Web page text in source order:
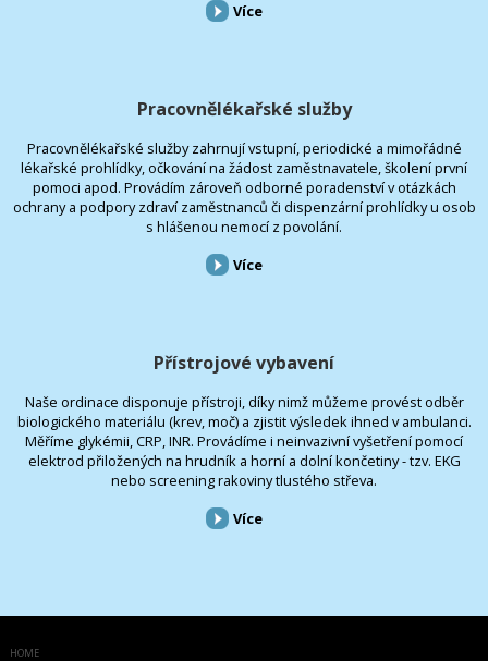
Více
Pracovnělékařské služby
Pracovnělékařské služby zahrnují vstupní, periodické a mimořádné
lékařské prohlídky, očkování na žádost zaměstnavatele, školení první
pomoci apod. Provádím zároveň odborné poradenství v otázkách
ochrany a podpory zdraví zaměstnanců či dispenzární prohlídky u osob
s hlášenou nemocí z povolání.
Více
Přístrojové vybavení
Naše ordinace disponuje přístroji, díky nimž můžeme provést odběr
biologického materiálu (krev, moč) a zjistit výsledek ihned v ambulanci.
Měříme glykémii, CRP, INR. Provádíme i neinvazivní vyšetření pomocí
elektrod přiložených na hrudník a horní a dolní končetiny - tzv. EKG
nebo screening rakoviny tlustého střeva.
Více
HOME